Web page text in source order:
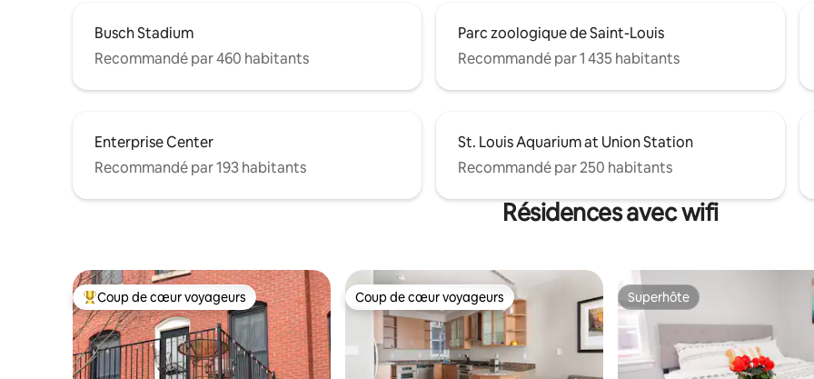
Busch Stadium
Recommandé par 460 habitants
Parc zoologique de Saint-Louis
Recommandé par 1 435 habitants
Enterprise Center
Recommandé par 193 habitants
St. Louis Aquarium at Union Station
Recommandé par 250 habitants
Résidences avec wifi
Coups de cœur voyageurs les plus appréciés
Coup de cœur voyageurs Coup de cœur voyageurs
Coup de cœur voyageurs Superhôte
Superhôte